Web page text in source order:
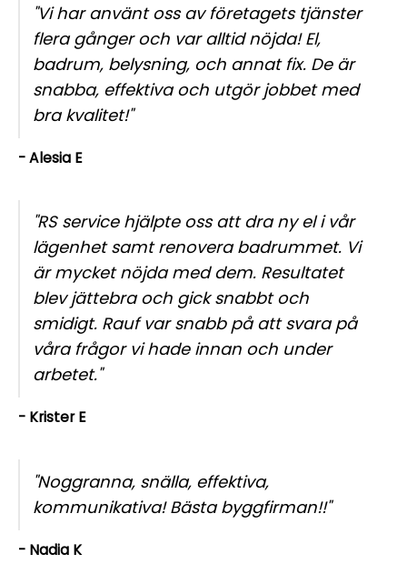
"Vi har använt oss av företagets tjänster
flera gånger och var alltid nöjda! El,
badrum, belysning, och annat fix. De är
snabba, effektiva och utgör jobbet med
bra kvalitet!"
- Alesia E
"RS service hjälpte oss att dra ny el i vår
lägenhet samt renovera badrummet. Vi
är mycket nöjda med dem. Resultatet
blev jättebra och gick snabbt och
smidigt. Rauf var snabb på att svara på
våra frågor vi hade innan och under
arbetet."
- Krister E
"Noggranna, snälla, effektiva,
kommunikativa! Bästa byggfirman!!"
- Nadia K